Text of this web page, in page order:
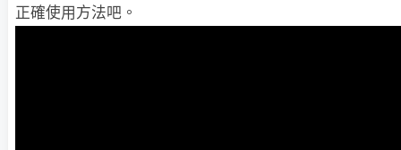
正確使用方法吧。